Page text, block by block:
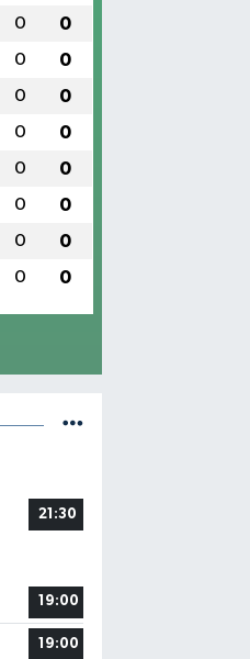
0 0
0 0
0 0
0 0
0 0
0 0
0 0
0 0
21:30
19:00
19:00